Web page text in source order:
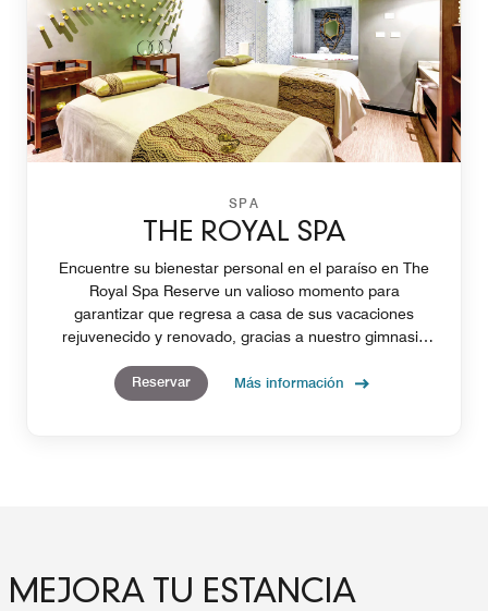
SPA
THE ROYAL SPA
Encuentre su bienestar personal en el paraíso en The
Royal Spa Reserve un valioso momento para
garantizar que regresa a casa de sus vacaciones
rejuvenecido y renovado, gracias a nuestro gimnasio
mejorar su bienestar.
Reservar Más información
MEJORA TU ESTANCIA